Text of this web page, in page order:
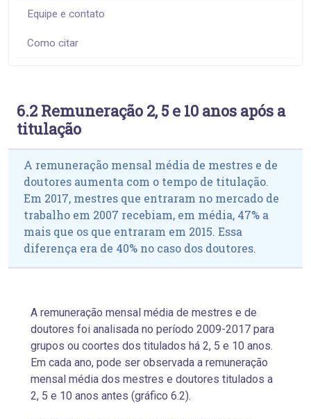
Equipe e contato
Como citar
6.2 Remuneração 2, 5 e 10 anos após a
titulação
A remuneração mensal média de mestres e de
doutores aumenta com o tempo de titulação.
Em 2017, mestres que entraram no mercado de
trabalho em 2007 recebiam, em média, 47% a
mais que os que entraram em 2015. Essa
diferença era de 40% no caso dos doutores.
A remuneração mensal média de mestres e de
doutores foi analisada no período 2009-2017 para
grupos ou coortes dos titulados há 2, 5 e 10 anos.
Em cada ano, pode ser observada a remuneração
mensal média dos mestres e doutores titulados a
2, 5 e 10 anos antes (gráfico 6.2).